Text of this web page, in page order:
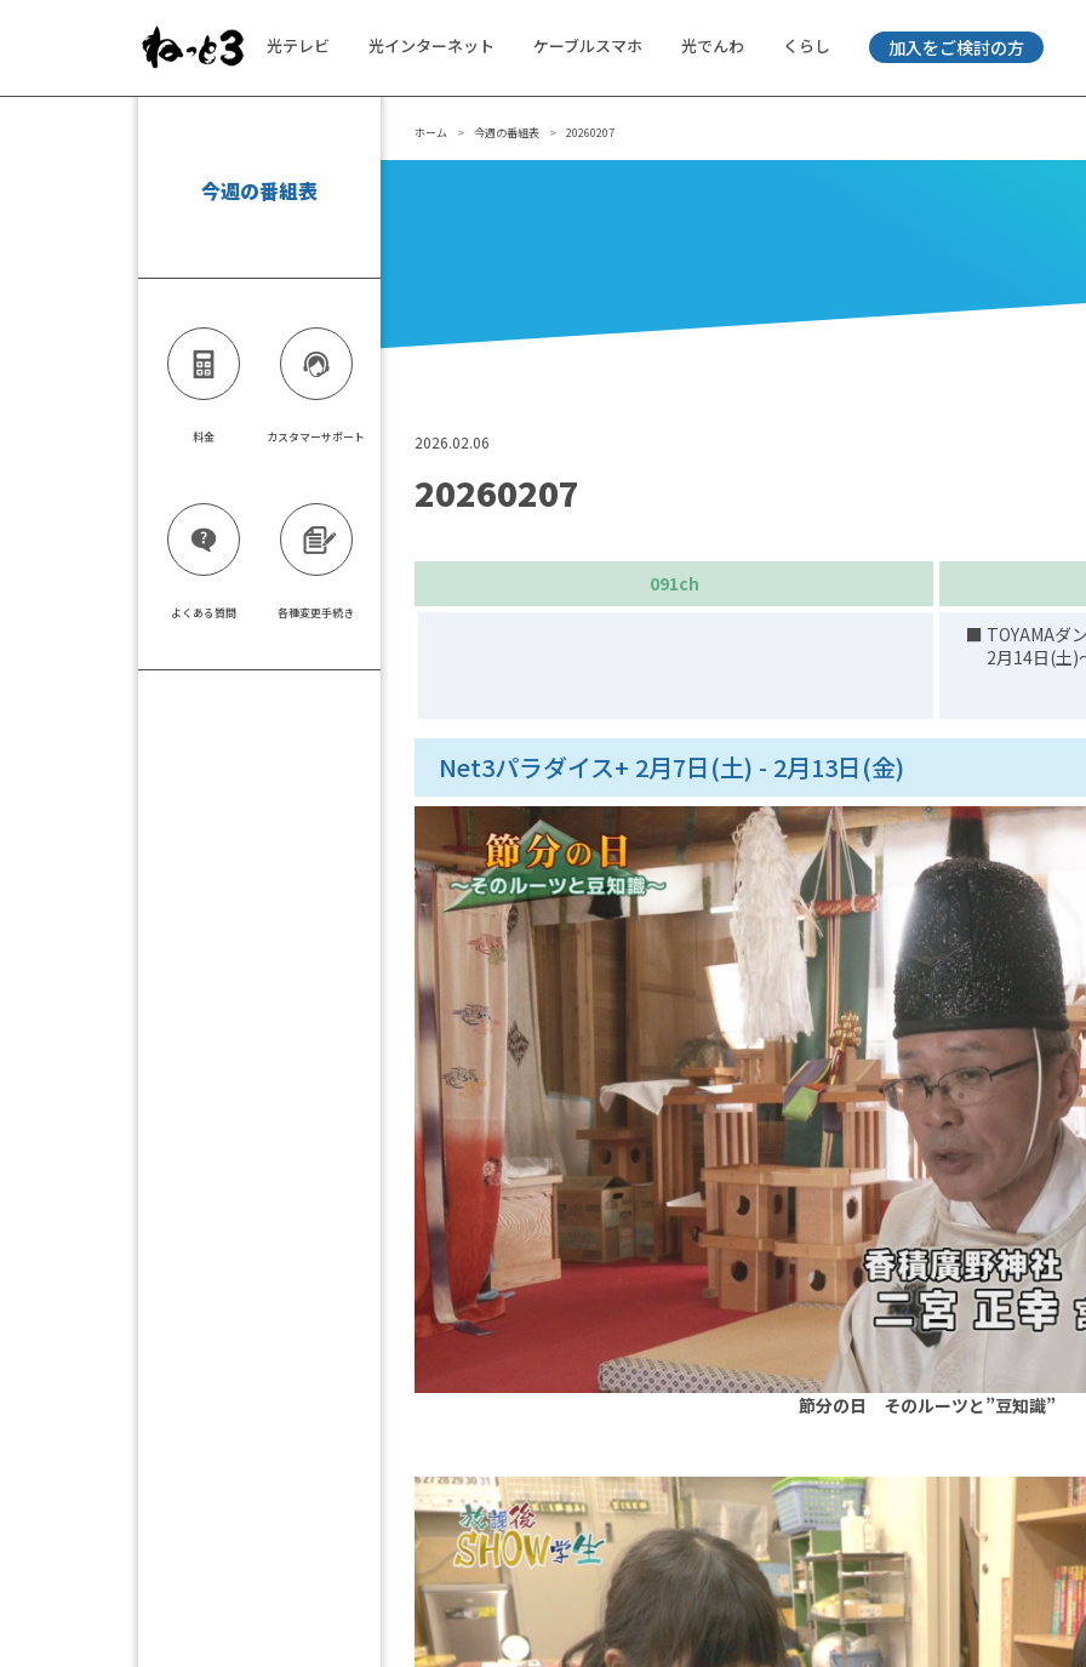
メインナビゲーション
光テレビ 光インターネット ケーブルスマホ 光でんわ くらし 加入をご検討の方
ホーム 今週の番組表 20260207
2026.02.06
20260207
091ch
■ TOYAMAダ
2月14日(土)
Net3パラダイス+ 2月7日(土) - 2月13日(金)
節分の日 そのルーツと”豆知識”
今週の番組表
料金 カスタマーサポート
よくある質問 各種変更手続き